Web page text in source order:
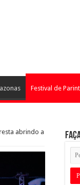
Festival de
abrindo a